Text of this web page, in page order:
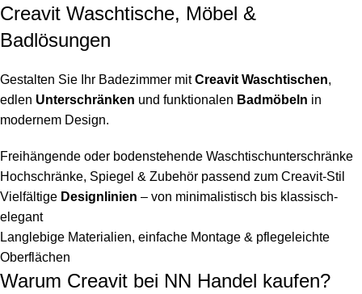
Creavit Waschtische, Möbel &
Badlösungen
Gestalten Sie Ihr Badezimmer mitCreavit Waschtischen,
edlen Unterschränken und funktionalen Badmöbeln in
modernem Design.
Freihängende oder bodenstehende Waschtischunterschränke
Hochschränke, Spiegel & Zubehör passend zum Creavit-Stil
Vielfältige Designlinien – von minimalistisch bis klassisch-
elegant
Langlebige Materialien, einfache Montage & pflegeleichte
Oberflächen
Warum Creavit bei NN Handel kaufen?